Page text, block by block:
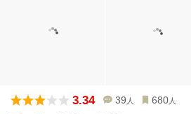
3.34 39 人 680 人